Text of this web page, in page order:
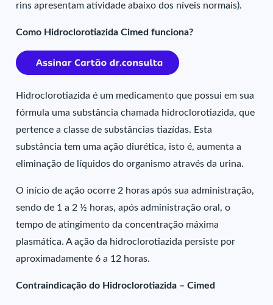
rins apresentam atividade abaixo dos níveis normais).
Como Hidroclorotiazida Cimed funciona?
Hidroclorotiazida é um medicamento que possui em sua
fórmula uma substância chamada hidroclorotiazida, que
pertence a classe de substâncias tiazídas. Esta
substância tem uma ação diurética, isto é, aumenta a
eliminação de líquidos do organismo através da urina.
O início de ação ocorre 2 horas após sua administração,
sendo de 1 a 2 ½ horas, após administração oral, o
tempo de atingimento da concentração máxima
plasmática. A ação da hidroclorotiazida persiste por
aproximadamente 6 a 12 horas.
Contraindicação do Hidroclorotiazida – Cimed